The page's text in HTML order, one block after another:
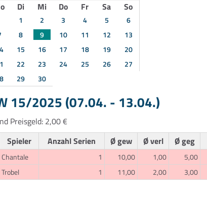
Di Mi Do Fr Sa So
1 2 3 4 5
6
8 9 10 11 12
13
15 16 17 18 19
20
22 23 24 25 26
27
29 30
15/2025 (07.04. - 13.04.)
Preisgeld: 2,00 €
Spieler Anzahl Serien Ø gew Ø verl Ø geg
Chantale 1 10,00 1,00 5,00
Trobel 1 11,00 2,00 3,00